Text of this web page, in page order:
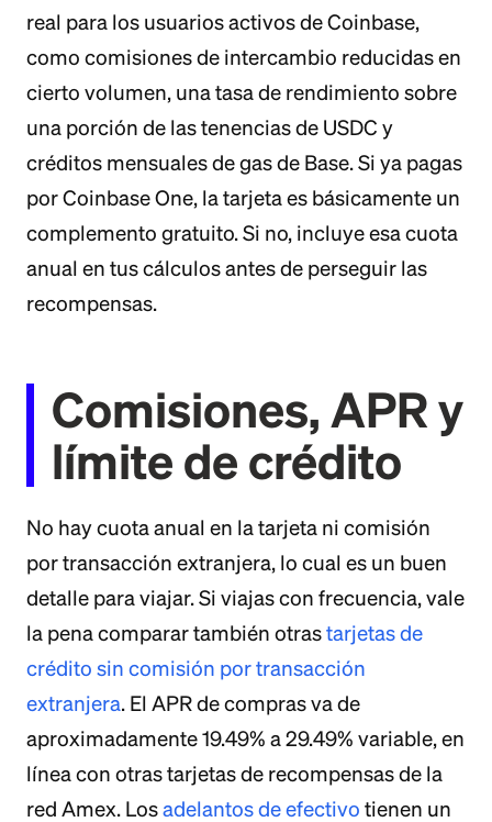
real para los usuarios activos de Coinbase,
como comisiones de intercambio reducidas en
cierto volumen, una tasa de rendimiento sobre
una porción de las tenencias de USDC y
créditos mensuales de gas de Base. Si ya pagas
por Coinbase One, la tarjeta es básicamente un
complemento gratuito. Si no, incluye esa cuota
anual en tus cálculos antes de perseguir las
recompensas.
Comisiones, APR y
límite de crédito
No hay cuota anual en la tarjeta ni comisión
por transacción extranjera, lo cual es un buen
detalle para viajar. Si viajas con frecuencia, vale
la pena comparar también otrastarjetas de
crédito sin comisión por transacción
extranjera. El APR de compras va de
aproximadamente 19.49% a 29.49% variable, en
línea con otras tarjetas de recompensas de la
red Amex. Losadelantos de efectivo tienen un